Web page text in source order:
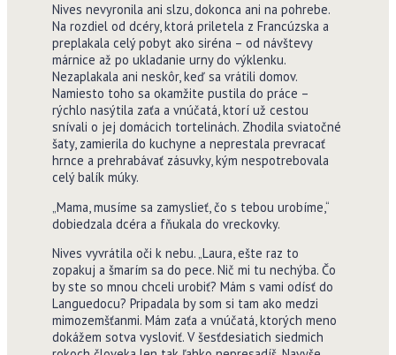
Nives nevyronila ani slzu, dokonca ani na pohrebe.
Na rozdiel od dcéry, ktorá priletela z Francúzska a
preplakala celý pobyt ako siréna – od návštevy
márnice až po ukladanie urny do výklenku.
Nezaplakala ani neskôr, keď sa vrátili domov.
Namiesto toho sa okamžite pustila do práce –
rýchlo nasýtila zaťa a vnúčatá, ktorí už cestou
snívali o jej domácich tortelinách. Zhodila sviatočné
šaty, zamierila do kuchyne a neprestala prevracať
hrnce a prehrabávať zásuvky, kým nespotrebovala
celý balík múky.
„Mama, musíme sa zamyslieť, čo s tebou urobíme,“
dobiedzala dcéra a fňukala do vreckovky.
Nives vyvrátila oči k nebu. „Laura, ešte raz to
zopakuj a šmarím sa do pece. Nič mi tu nechýba. Čo
by ste so mnou chceli urobiť? Mám s vami odísť do
Languedocu? Pripadala by som si tam ako medzi
mimozem­šťanmi. Mám zaťa a vnúčatá, ktorých meno
dokážem sotva vysloviť. V šesťdesiatich siedmich